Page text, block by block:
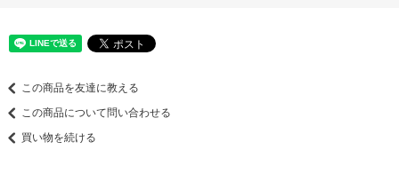
この商品を友達に教える
この商品について問い合わせる
買い物を続ける